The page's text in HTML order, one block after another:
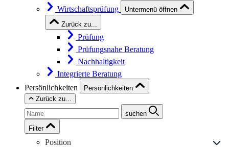
Wirtschaftsprüfung
Untermenü öffnen
Zurück zu...
Prüfung
Prüfungsnahe Beratung
Nachhaltigkeit
Integrierte Beratung
Persönlichkeiten
Persönlichkeiten
Zurück zu...
suchen
Filter
Position